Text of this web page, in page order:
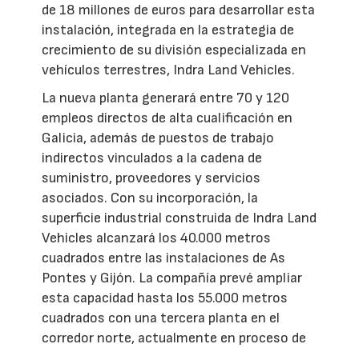
de 18 millones de euros para desarrollar esta
instalación, integrada en la estrategia de
crecimiento de su división especializada en
vehículos terrestres, Indra Land Vehicles.
La nueva planta generará entre 70 y 120
empleos directos de alta cualificación en
Galicia, además de puestos de trabajo
indirectos vinculados a la cadena de
suministro, proveedores y servicios
asociados. Con su incorporación, la
superficie industrial construida de Indra Land
Vehicles alcanzará los 40.000 metros
cuadrados entre las instalaciones de As
Pontes y Gijón. La compañía prevé ampliar
esta capacidad hasta los 55.000 metros
cuadrados con una tercera planta en el
corredor norte, actualmente en proceso de